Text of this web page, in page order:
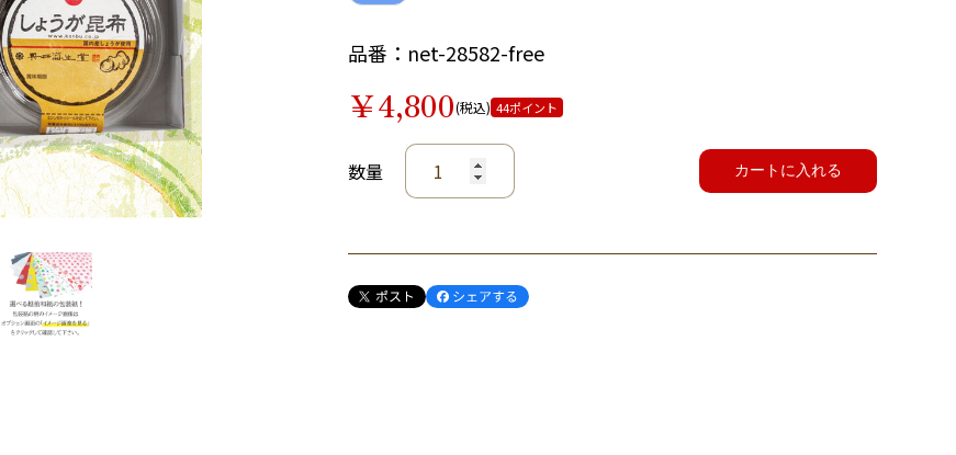
品番：net-28582-free
￥4,800(税込) 44ポイント
数量 カートに入れる